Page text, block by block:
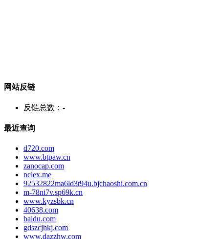
网站反链
反链总数： -
最近查询
d720.com
www.btpaw.cn
zanocap.com
nclex.me
92532822ma6ld3t94u.bjchaoshi.com.cn
m-78ni7v.sp69k.cn
www.kyzsbk.cn
40638.com
baidu.com
gdszcjhkj.com
www.dazzhw.com